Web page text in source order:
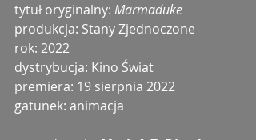
tytuł oryginalny: Marmaduke
produkcja: Stany Zjednoczone
rok: 2022
dystrybucja: Kino Świat
premiera: 19 sierpnia 2022
gatunek: animacja